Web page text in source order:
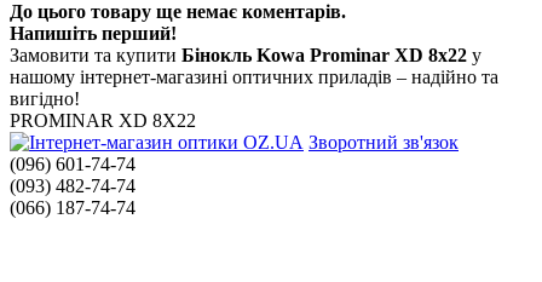
До цього товару ще немає коментарів.
Напишіть перший!
Замовити та купити Бінокль Kowa Prominar XD 8x22 у
нашому інтернет-магазині оптичних приладів – надійно та
вигідно!
PROMINAR XD 8X22
Зворотний зв'язок
(096) 601-74-74
(093) 482-74-74
(066) 187-74-74